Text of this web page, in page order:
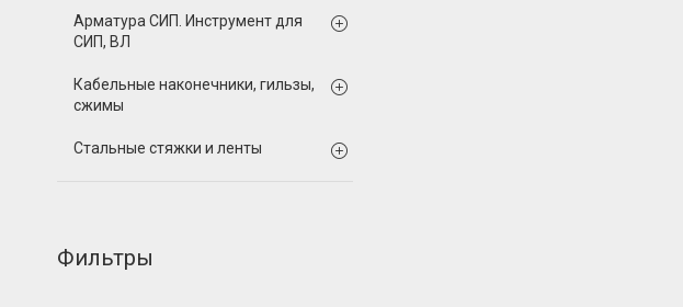
Арматура СИП. Инструмент для
СИП, ВЛ
Кабельные наконечники, гильзы,
сжимы
Стальные стяжки и ленты
Фильтры